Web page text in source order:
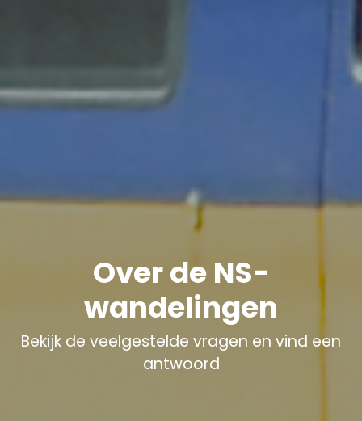
Over de NS-
wandelingen
Bekijk de veelgestelde vragen en vind een
antwoord